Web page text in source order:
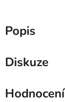
Popis
Diskuze
Hodnocení